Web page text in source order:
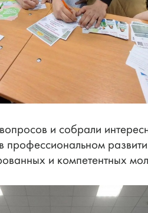
и собрали
профессиональном
и компетентных